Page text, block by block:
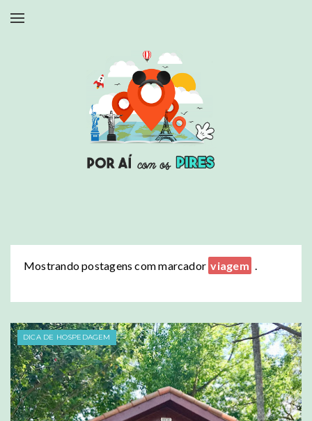
Mostrando postagens com marcador viagem
DICA DE HOSPEDAGEM